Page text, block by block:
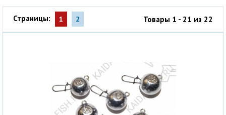
Страницы: 1 2 Товары 1 - 21 из 22